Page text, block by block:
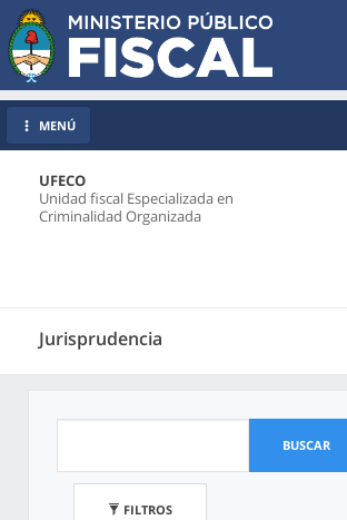
UFECO
Unidad fiscal Especializada en
Criminalidad Organizada
Jurisprudencia
MENÚ
BUSCAR
FILTROS